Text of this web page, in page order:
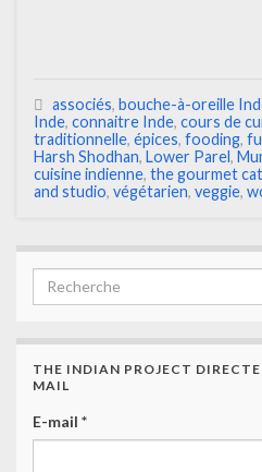
associés, bouche-à-oreille
Inde, connaitre Inde, cours de
traditionnelle, épices, fooding,
Harsh Shodhan, Lower Parel,
cuisine indienne, the gourmet
and studio, végétarien, veggie,
THE INDIAN PROJECT
MAIL
E-mail *